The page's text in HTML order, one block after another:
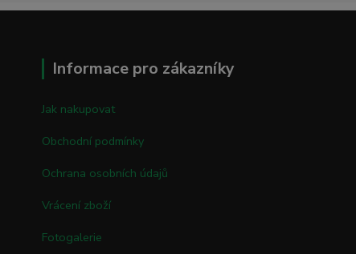
Informace pro zákazníky
Jak nakupovat
Obchodní podmínky
Ochrana osobních údajů
Vrácení zboží
Fotogalerie